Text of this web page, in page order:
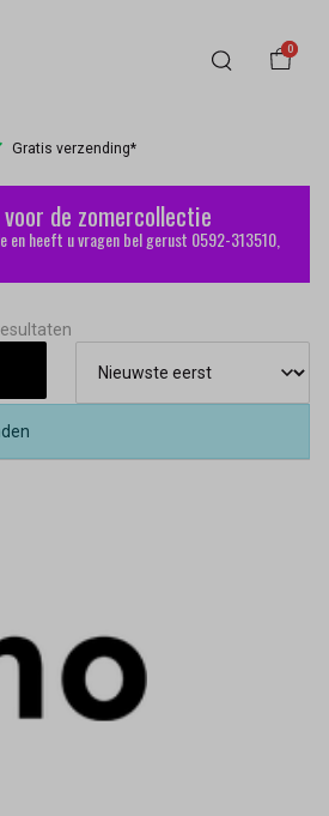
0
Gratis verzending*
de zomercollectie
en heeft u vragen bel gerust 0592-313510,